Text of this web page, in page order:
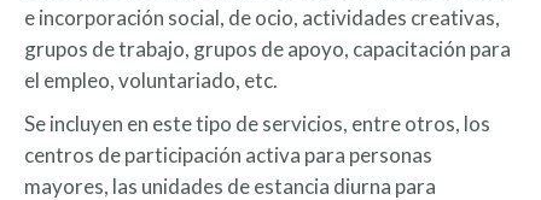
e incorporación social, de ocio, actividades creativas,
grupos de trabajo, grupos de apoyo, capacitación para
el empleo, voluntariado, etc.
Se incluyen en este tipo de servicios, entre otros, los
centros de participación activa para personas
mayores, las unidades de estancia diurna para